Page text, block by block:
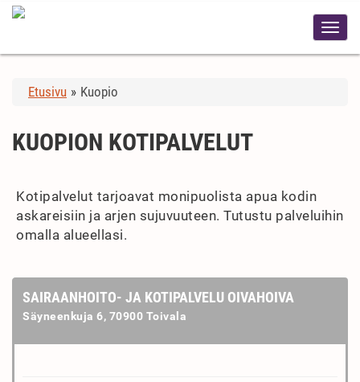
Etusivu » Kuopio
KUOPION KOTIPALVELUT
Kotipalvelut tarjoavat monipuolista apua kodin
askareisiin ja arjen sujuvuuteen. Tutustu palveluihin
omalla alueellasi.
SAIRAANHOITO- JA KOTIPALVELU OIVAHOIVA
Säyneenkuja 6, 70900 Toivala